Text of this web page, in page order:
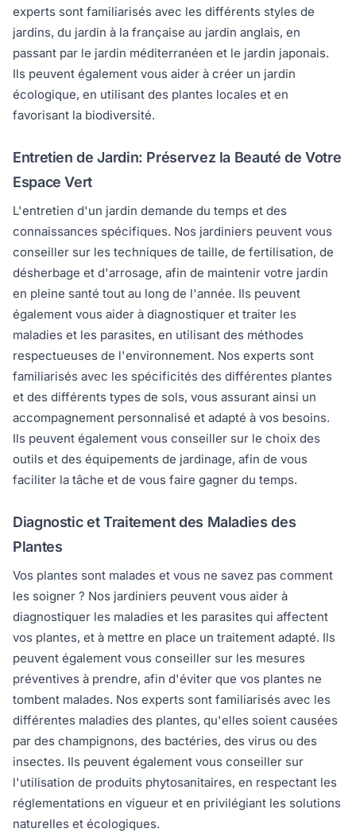
experts sont familiarisés avec les différents styles de
jardins, du jardin à la française au jardin anglais, en
passant par le jardin méditerranéen et le jardin japonais.
Ils peuvent également vous aider à créer un jardin
écologique, en utilisant des plantes locales et en
favorisant la biodiversité.
Entretien de Jardin: Préservez la Beauté de Votre
Espace Vert
L'entretien d'un jardin demande du temps et des
connaissances spécifiques. Nos jardiniers peuvent vous
conseiller sur les techniques de taille, de fertilisation, de
désherbage et d'arrosage, afin de maintenir votre jardin
en pleine santé tout au long de l'année. Ils peuvent
également vous aider à diagnostiquer et traiter les
maladies et les parasites, en utilisant des méthodes
respectueuses de l'environnement. Nos experts sont
familiarisés avec les spécificités des différentes plantes
et des différents types de sols, vous assurant ainsi un
accompagnement personnalisé et adapté à vos besoins.
Ils peuvent également vous conseiller sur le choix des
outils et des équipements de jardinage, afin de vous
faciliter la tâche et de vous faire gagner du temps.
Diagnostic et Traitement des Maladies des
Plantes
Vos plantes sont malades et vous ne savez pas comment
les soigner ? Nos jardiniers peuvent vous aider à
diagnostiquer les maladies et les parasites qui affectent
vos plantes, et à mettre en place un traitement adapté. Ils
peuvent également vous conseiller sur les mesures
préventives à prendre, afin d'éviter que vos plantes ne
tombent malades. Nos experts sont familiarisés avec les
différentes maladies des plantes, qu'elles soient causées
par des champignons, des bactéries, des virus ou des
insectes. Ils peuvent également vous conseiller sur
l'utilisation de produits phytosanitaires, en respectant les
réglementations en vigueur et en privilégiant les solutions
naturelles et écologiques.